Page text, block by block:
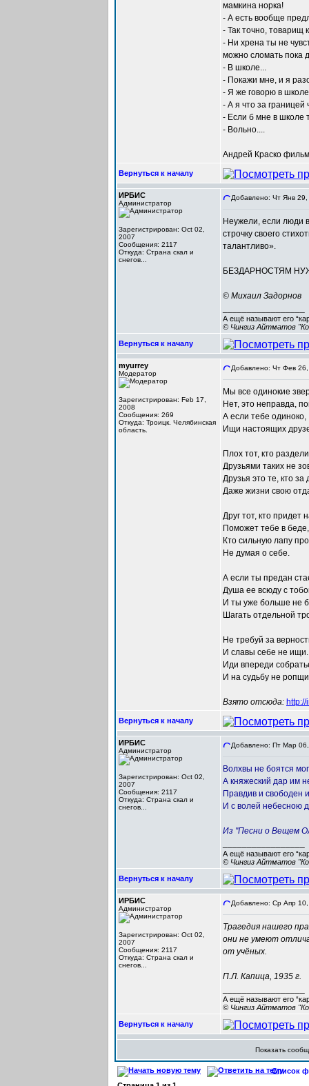
мамкина норка!
- А есть вообще
- Так точно, товарищ
- Ни хрена ты не
можно сломать пока
- В школе...
- Покажи мне, и я
- Я же говорю в
- А я что за границей
- Если б мне в школе
- Вольно....
Андрей Краско
Вернуться к началу
ИРБИС
Администратор
Зарегистрирован: Oct 02,
2007
Сообщения: 2117
Откуда: Cтрана скал и
снегов...
Добавлено: Чт Янв
Неужели, если люди
строчку своего
талантливо».
БЕЗДАРНОСТЯМ
© Михаил Задорнов
А ещё называют его
© Чингиз Айтматов
Вернуться к началу
myurrey
Модератор
Зарегистрирован: Feb 17,
2008
Сообщения: 269
Откуда: Троицк. Челябинская
область.
Добавлено: Чт Фев
Мы все одинокие
Нет, это неправда,
А если тебе одиноко,
Ищи настоящих
Плох тот, кто
Друзьями таких не
Друзья это те, кто за
Даже жизни свою
Друг тот, кто придет
Поможет тебе в беде,
Кто сильную лапу
Не думая о себе.
А если ты предан
Душа ее всюду с
И ты уже больше не
Шагать отдельной
Не требуй за
И славы себе не ищи.
Иди впереди
И на судьбу не
Взято отсюда:
Вернуться к началу
ИРБИС
Администратор
Зарегистрирован: Oct 02,
2007
Сообщения: 2117
Откуда: Cтрана скал и
снегов...
Добавлено: Пт Мар
Волхвы не боятся
А княжеский дар им
Правдив и свободен
И с волей небесною
Из "Песни о Вещем
А ещё называют его
© Чингиз Айтматов
Вернуться к началу
ИРБИС
Администратор
Зарегистрирован: Oct 02,
2007
Сообщения: 2117
Откуда: Cтрана скал и
снегов...
Добавлено: Ср Апр
Трагедия нашего
они не умеют
от учёных.
П.Л. Капица, 1935 г.
А ещё называют его
© Чингиз Айтматов
Вернуться к началу
Показать
Список